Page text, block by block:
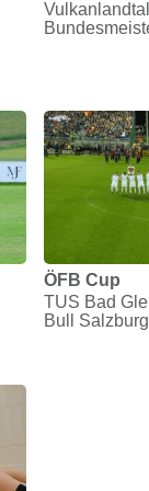
ÖFB Cup
TUS Bad
Bull Salzburg